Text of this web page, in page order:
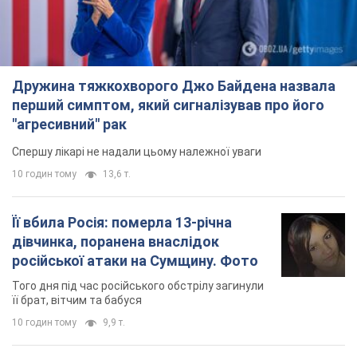
Дружина тяжкохворого Джо Байдена назвала
перший симптом, який сигналізував про його
"агресивний" рак
Спершу лікарі не надали цьому належної уваги
10 годин тому 13,6 т.
Її вбила Росія: померла 13-річна
дівчинка, поранена внаслідок
російської атаки на Сумщину. Фото
Того дня під час російського обстрілу загинули
її брат, вітчим та бабуся
10 годин тому 9,9 т.